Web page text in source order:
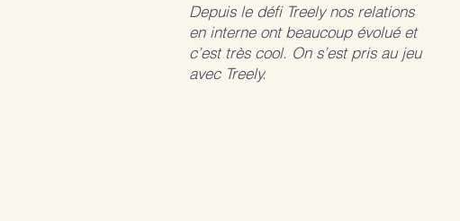
Depuis le défi Treely nos relations
en interne ont beaucoup évolué et
c’est très cool. On s’est pris au jeu
avec Treely.